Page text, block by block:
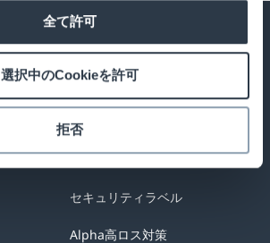
全て許可
選択中のCookieを許可
拒否
製品カテゴリー
RFIDソリューション
盗難防止システム
セキュリティラベル
Alpha高ロス対策